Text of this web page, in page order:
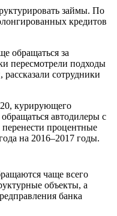
займы. По
кредитов
обращаться за
пересмотрели подходы
сотрудники
курирующего
автодилеры с
процентные
на 2016–2017 годы.
чаще всего
объекты, а
банка